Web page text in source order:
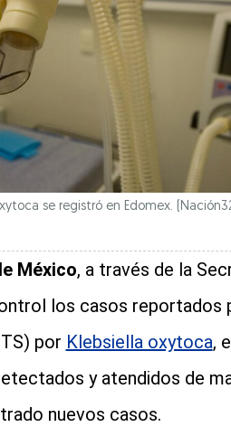
se registró en Edomex.
México, a través de la
los casos reportados
por Klebsiella oxytoca,
y atendidos de
nuevos casos.